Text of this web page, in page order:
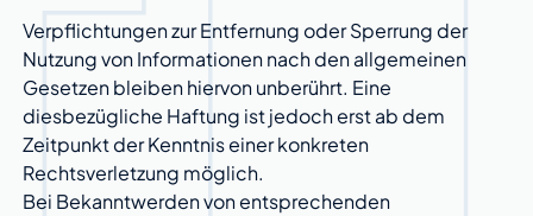
Verpflichtungen zur Entfernung oder Sperrung der
Nutzung von Informationen nach den allgemeinen
Gesetzen bleiben hiervon unberührt. Eine
diesbezügliche Haftung ist jedoch erst ab dem
Zeitpunkt der Kenntnis einer konkreten
Rechtsverletzung möglich.
Bei Bekanntwerden von entsprechenden